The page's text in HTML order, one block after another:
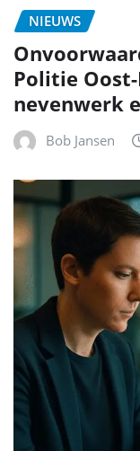
NIEUWS
Politie
nevenwerk
Bob Jansen